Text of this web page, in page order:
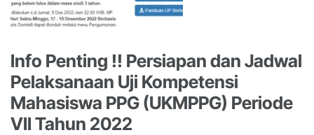
Info Penting !! Persiapan dan Jadwal
Pelaksanaan Uji Kompetensi
Mahasiswa PPG (UKMPPG) Periode
VII Tahun 2022